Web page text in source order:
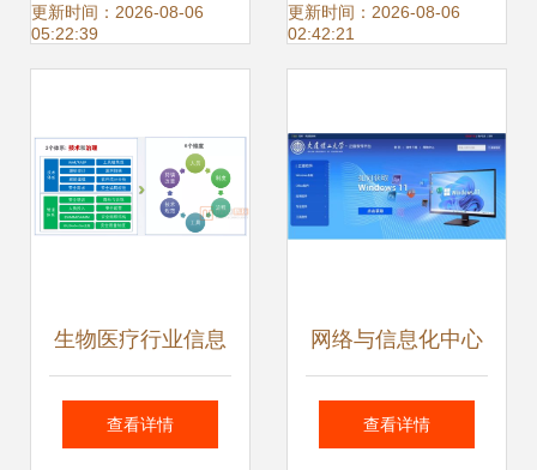
更新时间：2026-08-06
05:22:39
动制造业精益管理
更新时间：2026-08-06
02:42:21
生物医疗行业信息
化网络规划建设与
查看详情
网络与信息化中心
构筑网络与信息安
查看详情